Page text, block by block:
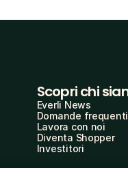
Scopri chi
Everli News
Domande frequenti
Lavora con noi
Diventa Shopper
Investitori